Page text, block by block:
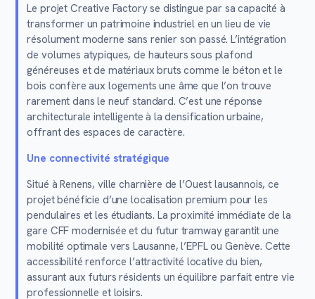
Le projet Creative Factory se distingue par sa capacité à
transformer un patrimoine industriel en un lieu de vie
résolument moderne sans renier son passé. L’intégration
de volumes atypiques, de hauteurs sous plafond
généreuses et de matériaux bruts comme le béton et le
bois confère aux logements une âme que l’on trouve
rarement dans le neuf standard. C’est une réponse
architecturale intelligente à la densification urbaine,
offrant des espaces de caractère.
Une connectivité stratégique
Situé à Renens, ville charnière de l’Ouest lausannois, ce
projet bénéficie d’une localisation premium pour les
pendulaires et les étudiants. La proximité immédiate de la
gare CFF modernisée et du futur tramway garantit une
mobilité optimale vers Lausanne, l’EPFL ou Genève. Cette
accessibilité renforce l’attractivité locative du bien,
assurant aux futurs résidents un équilibre parfait entre vie
professionnelle et loisirs.